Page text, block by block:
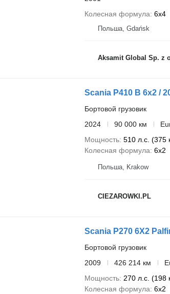
Колесная формула 6x4
Польша, Gdańsk
Aksamit Global Sp. z
Scania P410 B 6x2 /
Бортовой грузовик
2024
90 000 км
Мощность 510 л.с. (375
Колесная формула 6x2
Польша, Krakow
CIEZAROWKI.PL
Scania P270 6X2
Бортовой грузовик
2009
426 214 км
Мощность 270 л.с. (198
Колесная формула 6x2